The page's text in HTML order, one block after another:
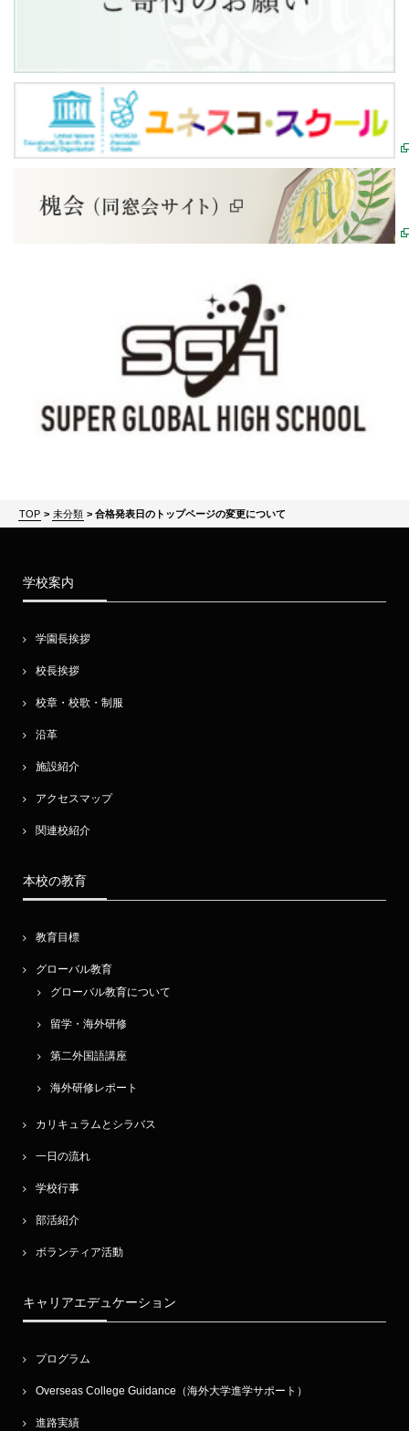
TOP > 未分類 > 合格発表日のトップページの変更について
学校案内
学園長挨拶
校長挨拶
校章・校歌・制服
沿革
施設紹介
アクセスマップ
関連校紹介
本校の教育
教育目標
グローバル教育
グローバル教育について
留学・海外研修
第二外国語講座
海外研修レポート
カリキュラムとシラバス
一日の流れ
学校行事
部活紹介
ボランティア活動
キャリアエデュケーション
プログラム
Overseas College Guidance（海外大学進学サポート）
進路実績